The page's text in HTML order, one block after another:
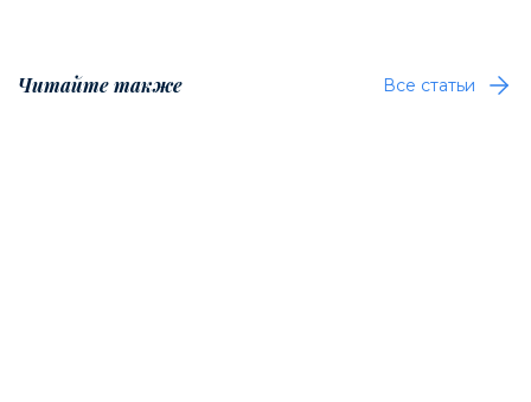
Читайте также Все статьи